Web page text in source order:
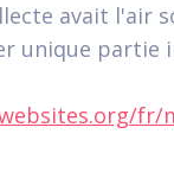
avait l'air
unique partie
fr/